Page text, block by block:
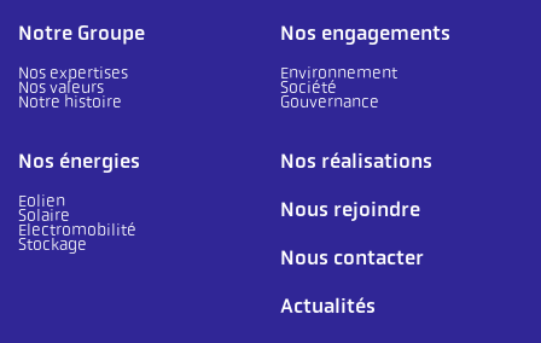
Notre Groupe
Nos expertises
Nos valeurs
Notre histoire
Nos engagements
Environnement
Société
Gouvernance
Nos énergies
Eolien
Solaire
Electromobilité
Stockage
Nos réalisations
Nous rejoindre
Nous contacter
Actualités